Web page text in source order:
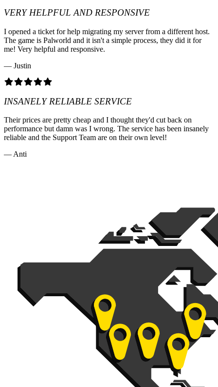
VERY HELPFUL AND RESPONSIVE
I opened a ticket for help migrating my server from a different host.
The game is Palworld and it isn't a simple process, they did it for
me! Very helpful and responsive.
— Justin
INSANELY RELIABLE SERVICE
Their prices are pretty cheap and I thought they'd cut back on
performance but damn was I wrong. The service has been insanely
reliable and the Support Team are on their own level!
— Anti